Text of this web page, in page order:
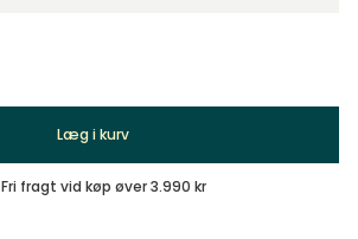
Læg i kurv
Fri fragt vid køp øver 3.990 kr